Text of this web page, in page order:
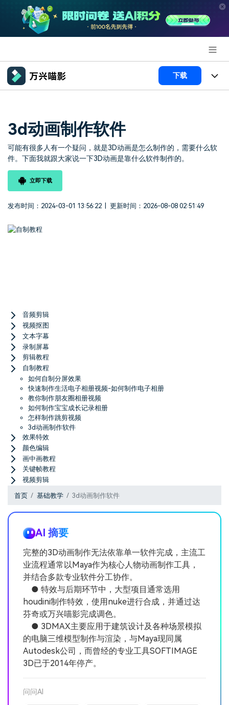
推荐产品
新闻中心
关于万兴
加入我们
帮助中心
下载
产品系统
产品功能
AI功能
视频/照片
AI 文本转视频 NEW
NEW
AI 绘画
AI 视频续写
解决方案
政企服务
使用教程
帮助中心
3d动画制作软件
可能有很多人有一个疑问，就是3D动画是怎么制作的，需要什么软
件。下面我就跟大家说一下3D动画是靠什么软件制作的。
立即下载
发布时间：2024-03-01 13:56:22 更新时间：2026-08-08 02:51:49
音频剪辑
视频抠图
文本字幕
录制屏幕
剪辑教程
自制教程
如何自制分屏效果
快速制作生活电子相册视频-如何制作电子相册
教你制作朋友圈相册视频
如何制作宝宝成长记录相册
怎样制作跳剪视频
3d动画制作软件
效果特效
颜色编辑
画中画教程
关键帧教程
视频剪辑
首页 基础教学 3d动画制作软件
AI 摘要
完整的3D动画制作无法依靠单一软件完成，主流工
业流程通常以Maya作为核心人物动画制作工具，
并结合多款专业软件分工协作。
● 特效与后期环节中，大型项目通常选用
houdini制作特效，使用nuke进行合成，并通过达
芬奇或万兴喵影完成调色。
● 3DMAX主要应用于建筑设计及各种场景模拟
的电脑三维模型制作与渲染，与Maya现同属
Autodesk公司，而曾经的专业工具SOFTIMAGE
3D已于2014年停产。
问问AI